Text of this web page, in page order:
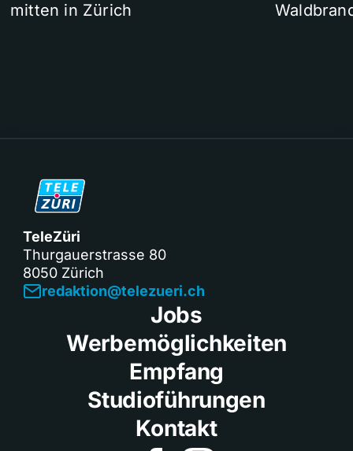
mitten in Zürich
TeleZüri
Thurgauerstrasse 80
8050 Zürich
redaktion@telezueri.ch
Jobs
Werbemöglichkeiten
Empfang
Studioführungen
Kontakt